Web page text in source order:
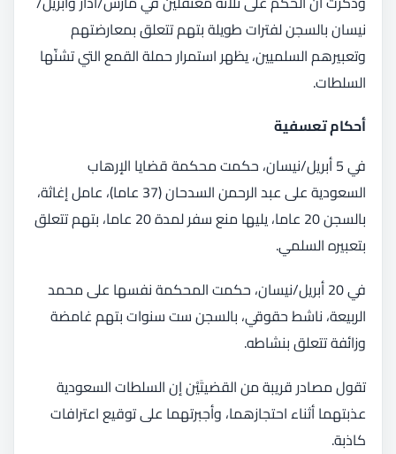
نيسان بالسجن لفترات طويلة بتهم تتعلق بمعارضتهم
وتعبيرهم السلميين، يظهر استمرار حملة القمع التي تشنّها
السلطات.
أحكام تعسفية
في 5 أبريل/نيسان، حكمت محكمة قضايا الإرهاب
السعودية على عبد الرحمن السدحان (37 عاما)، عامل إغاثة،
بالسجن 20 عاما، يليها منع سفر لمدة 20 عاما، بتهم تتعلق
بتعبيره السلمي.
في 20 أبريل/نيسان، حكمت المحكمة نفسها على محمد
الربيعة، ناشط حقوقي، بالسجن ست سنوات بتهم غامضة
وزائفة تتعلق بنشاطه.
تقول مصادر قريبة من القضيتَيْن إن السلطات السعودية
عذبتهما أثناء احتجازهما، وأجبرتهما على توقيع اعترافات
كاذبة.